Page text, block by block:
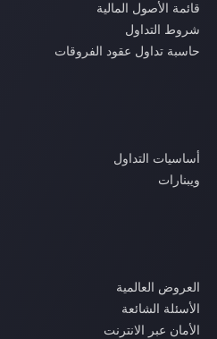
قائمة الأصول المالية
شروط التداول
حاسبة تداول عقود الفروقات
أساسيات التداول
ويبنارات
العروض العالمية
الأسئلة الشائعة
الأمان عبر الانترنت